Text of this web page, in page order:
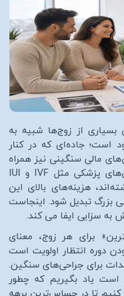
بسیاری از زوج‌ها شبیه به
است؛ جاده‌ای که در کنار
مالی سنگینی نیز همراه
پزشکی مثل IVF و IUI
هزینه‌های بالای این
بزرگ تبدیل شود. اینجاست
به سزایی ایفا می کند.
برای هر زوج، معنای
دوره انتظار اولویت است
برای جراحی‌های سنگین.
است یاد بگیریم که چطور